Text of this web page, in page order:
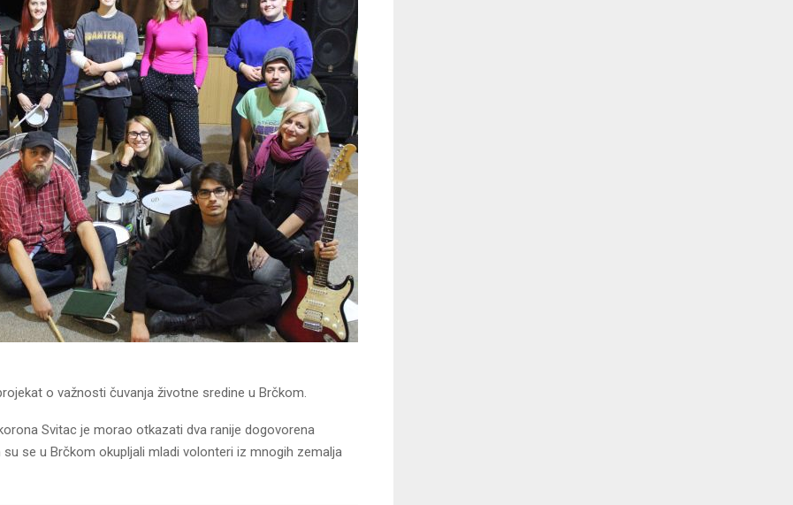
o važnosti čuvanja životne sredine u Brčkom.
Svitac je morao otkazati dva ranije dogovorena
se u Brčkom okupljali mladi volonteri iz mnogih zemalja